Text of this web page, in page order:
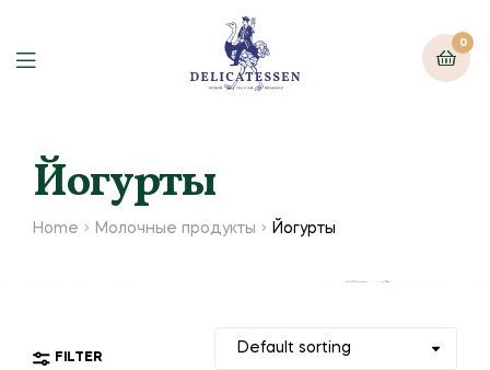
0
Йогурты
Home Молочные продукты Йогурты
FILTER